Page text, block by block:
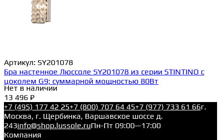
Артикул: SY201078
Бра настенное Люссоле SY201078 из серии STINTINO с
цоколем G9; суммарной мощностью 80Вт
Нет в наличии
13 496 ₽
+7 (495) 177 42 25+7 (800) 707 64 45+7 (977) 733 61 66г.
Москва, г. Щербинка, Варшавское шоссе д.
243info@shop.lussole.ruПн-Пт 09:00—17:00
Компания